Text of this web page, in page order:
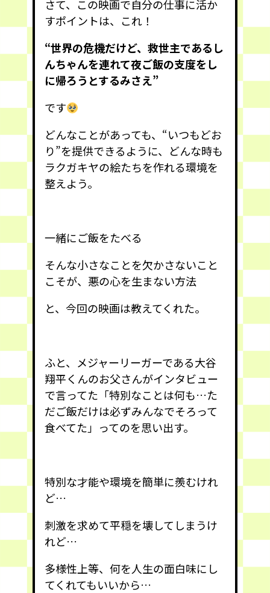
さて、この映画で自分の仕事に活か
すポイントは、これ！
“世界の危機だけど、救世主であるし
んちゃんを連れて夜ご飯の支度をし
に帰ろうとするみさえ”
です
どんなことがあっても、“いつもどお
り”を提供できるように、どんな時も
ラクガキヤの絵たちを作れる環境を
整えよう。
一緒にご飯をたべる
そんな小さなことを欠かさないこと
こそが、悪の心を生まない方法
と、今回の映画は教えてくれた。
ふと、メジャーリーガーである大谷
翔平くんのお父さんがインタビュー
で言ってた「特別なことは何も…た
だご飯だけは必ずみんなでそろって
食べてた」ってのを思い出す。
特別な才能や環境を簡単に羨むけれ
ど…
刺激を求めて平穏を壊してしまうけ
れど…
多様性上等、何を人生の面白味にし
てくれてもいいから…